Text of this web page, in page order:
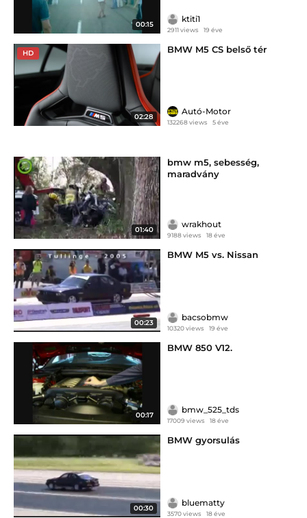
00:15
ktiti1
2911 views 19 éve
HD
02:28
BMW M5 CS belső tér
Autó-Motor
132268 views 5 éve
01:40
bmw m5, sebesség,
maradvány
wrakhout
9188 views 18 éve
00:23
BMW M5 vs. Nissan
bacsobmw
10320 views 19 éve
00:17
BMW 850 V12.
bmw_525_tds
17009 views 18 éve
00:30
BMW gyorsulás
bluematty
3570 views 18 éve